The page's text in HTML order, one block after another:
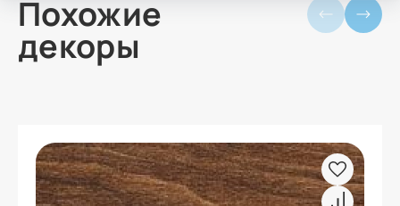
Похожие
декоры